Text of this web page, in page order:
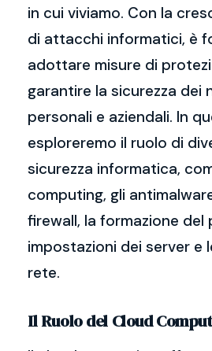
in cui viviamo. Con la
di attacchi informatici, è
adottare misure di
garantire la sicurezza dei
personali e aziendali. In
esploreremo il ruolo di
sicurezza informatica,
computing, gli
firewall, la formazione del
impostazioni dei server e
rete.
Il Ruolo del Cloud